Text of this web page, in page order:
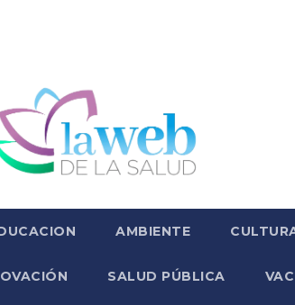
AMBIENTE
SALUD PÚBLICA